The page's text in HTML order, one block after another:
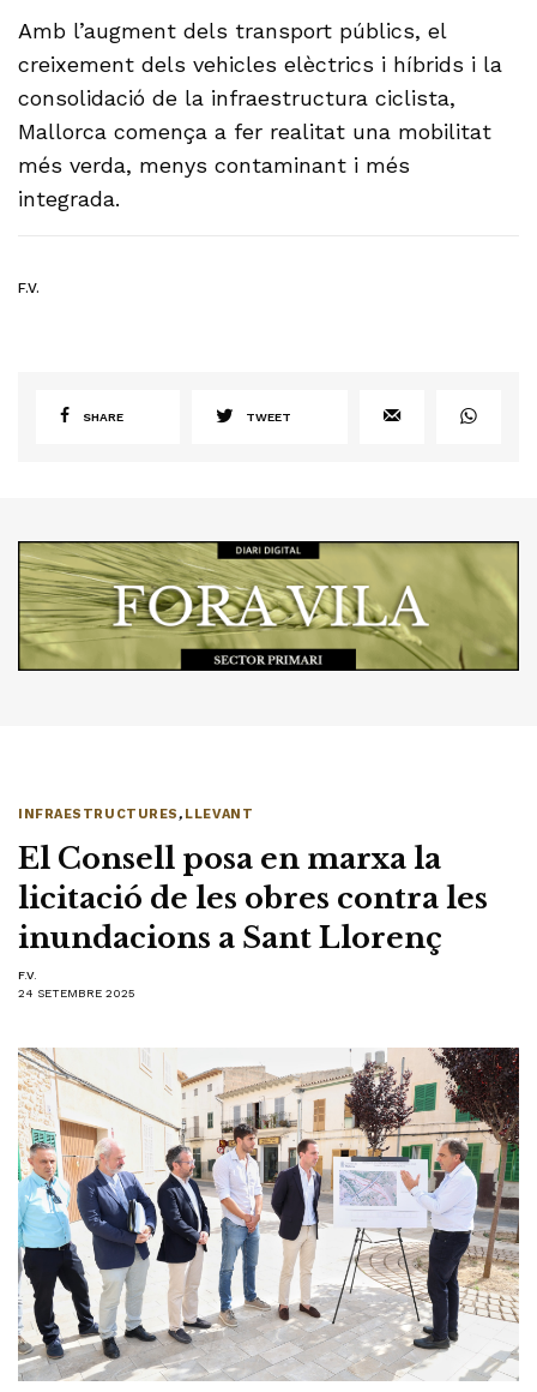
Amb l’augment dels transport públics, el
creixement dels vehicles elèctrics i híbrids i la
consolidació de la infraestructura ciclista,
Mallorca comença a fer realitat una mobilitat
més verda, menys contaminant i més
integrada.
F.V.
SHARE TWEET
INFRAESTRUCTURES, LLEVANT
El Consell posa en marxa la
licitació de les obres contra les
inundacions a Sant Llorenç
F.V.
24 SETEMBRE 2025